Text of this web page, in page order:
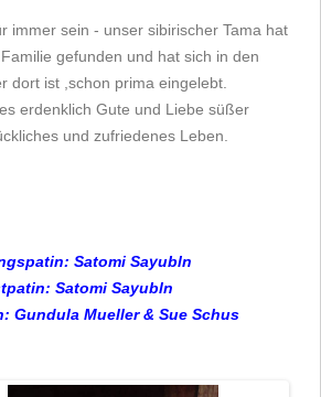
immer sein - unser sibirischer Tama hat
gefunden und hat sich in den
dort ist ,schon prima eingelebt.
erdenklich Gute und Liebe süßer
und zufriedenes Leben.
Satomi Sayubln
Satomi Sayubln
Gundula Mueller & Sue Schus